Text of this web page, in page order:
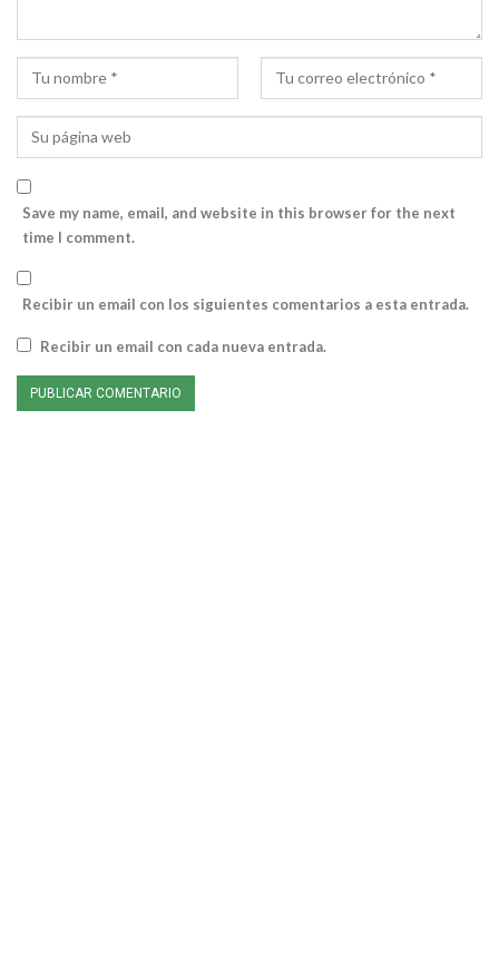
Save my name, email, and website in this browser for the next
time I comment.
Recibir un email con los siguientes comentarios a esta entrada.
Recibir un email con cada nueva entrada.